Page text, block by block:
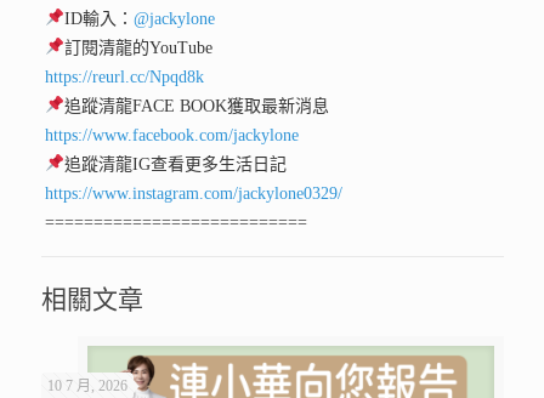
ID輸入：@jackylone
訂閱清龍的YouTube
https://reurl.cc/Npqd8k
追蹤清龍FACE BOOK獲取最新消息
https://www.facebook.com/jackylone
追蹤清龍IG查看更多生活日記
https://www.instagram.com/jackylone0329/
===========================
相關文章
10 7 月, 2026